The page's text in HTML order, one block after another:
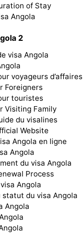
of Stay
Angola
2
visa Angola
voyageurs d’affaires
Foreigners
touristes
Visiting Family
du visalines
Website
Angola en ligne
Angola
du visa Angola
Process
Angola
du visa Angola
Angola